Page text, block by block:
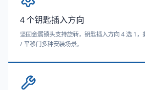
4 个钥匙插入方向
坚固金属锁头支持旋转，钥匙插入方向 4 选 1
/ 平移门多种安装场景。